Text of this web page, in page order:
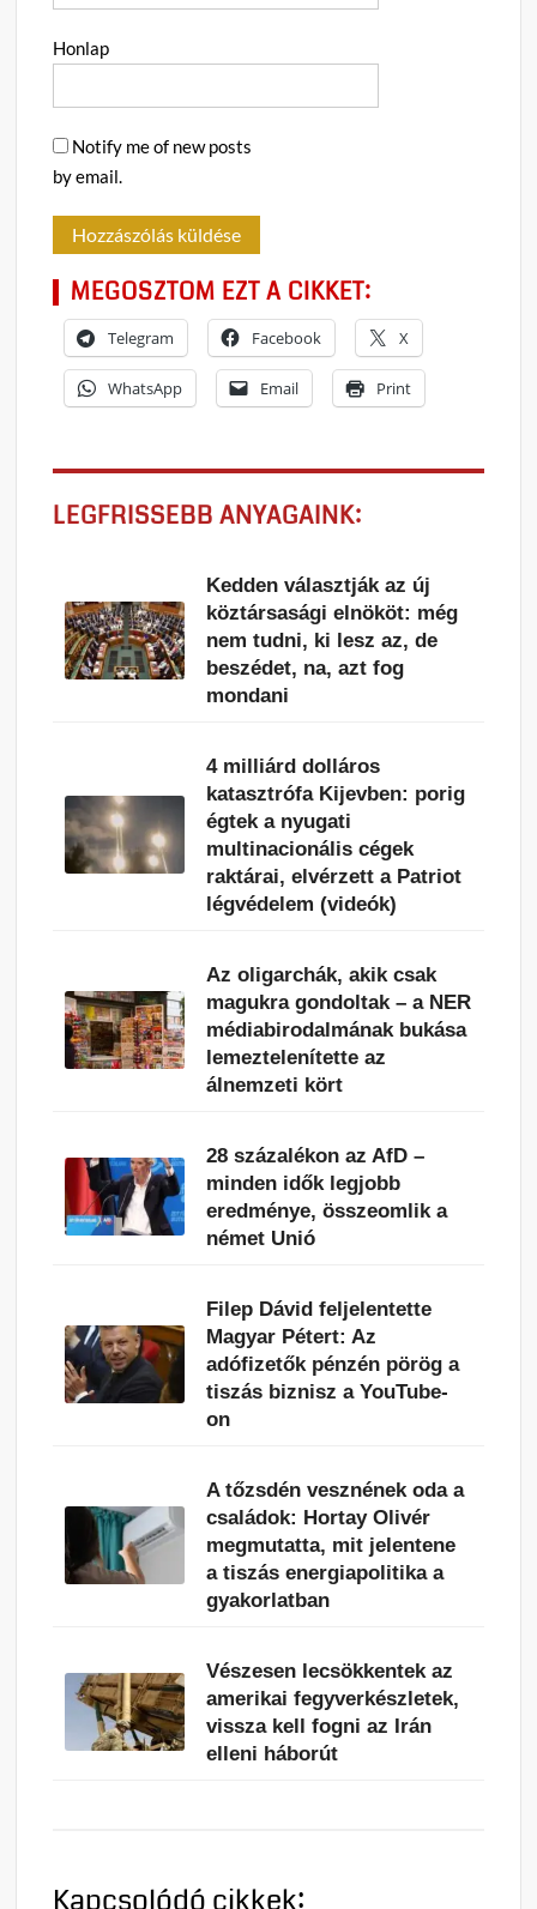
Honlap
Notify me of new posts
by email.
MEGOSZTOM EZT A CIKKET:
Telegram Facebook X
WhatsApp Email Print
LEGFRISSEBB ANYAGAINK:
Kedden választják az új
köztársasági elnököt: még
nem tudni, ki lesz az, de
beszédet, na, azt fog
mondani
4 milliárd dolláros
katasztrófa Kijevben: porig
égtek a nyugati
multinacionális cégek
raktárai, elvérzett a Patriot
légvédelem (videók)
Az oligarchák, akik csak
magukra gondoltak – a NER
médiabirodalmának bukása
lemeztelenítette az
álnemzeti kört
28 százalékon az AfD –
minden idők legjobb
eredménye, összeomlik a
német Unió
Filep Dávid feljelentette
Magyar Pétert: Az
adófizetők pénzén pörög a
tiszás biznisz a YouTube-
on
A tőzsdén vesznének oda a
családok: Hortay Olivér
megmutatta, mit jelentene
a tiszás energiapolitika a
gyakorlatban
Vészesen lecsökkentek az
amerikai fegyverkészletek,
vissza kell fogni az Irán
elleni háborút
Kapcsolódó cikkek: